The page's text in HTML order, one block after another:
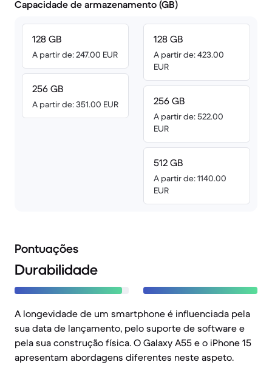
Capacidade de armazenamento (GB)
128 GB
A partir de: 247.00 EUR
256 GB
A partir de: 351.00 EUR
128 GB
A partir de: 423.00
EUR
256 GB
A partir de: 522.00
EUR
512 GB
A partir de: 1140.00
EUR
Pontuações
Durabilidade
A longevidade de um smartphone é influenciada pela
sua data de lançamento, pelo suporte de software e
pela sua construção física. O Galaxy A55 e o iPhone 15
apresentam abordagens diferentes neste aspeto.